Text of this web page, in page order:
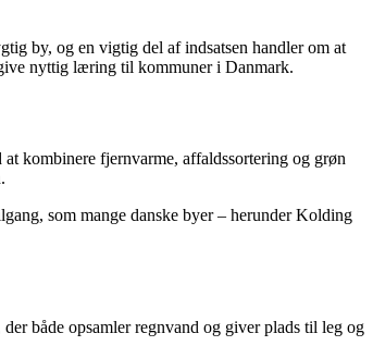
by, og en vigtig del af indsatsen handler om at
nyttig læring til kommuner i Danmark.
kombinere fjernvarme, affaldssortering og grøn
som mange danske byer – herunder Kolding
både opsamler regnvand og giver plads til leg og